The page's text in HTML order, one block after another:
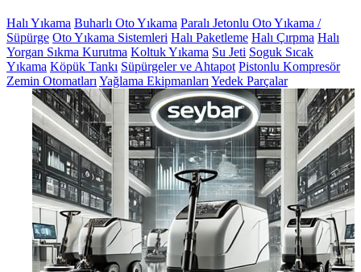
Halı Yıkama Buharlı Oto Yıkama Paralı Jetonlu Oto Yıkama /
Süpürge Oto Yıkama Sistemleri Halı Paketleme Halı Çırpma Halı
Yorgan Sıkma Kurutma Koltuk Yıkama Su Jeti Soguk Sıcak
Yıkama Köpük Tankı Süpürgeler ve Ahtapot Pistonlu Kompresör
Zemin Otomatları Yağlama Ekipmanları Yedek Parçalar